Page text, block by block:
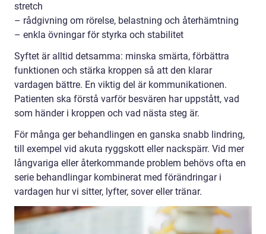
stretch
– rådgivning om rörelse, belastning och återhämtning
– enkla övningar för styrka och stabilitet
Syftet är alltid detsamma: minska smärta, förbättra
funktionen och stärka kroppen så att den klarar
vardagen bättre. En viktig del är kommunikationen.
Patienten ska förstå varför besvären har uppstått, vad
som händer i kroppen och vad nästa steg är.
För många ger behandlingen en ganska snabb lindring,
till exempel vid akuta ryggskott eller nackspärr. Vid mer
långvariga eller återkommande problem behövs ofta en
serie behandlingar kombinerat med förändringar i
vardagen hur vi sitter, lyfter, sover eller tränar.